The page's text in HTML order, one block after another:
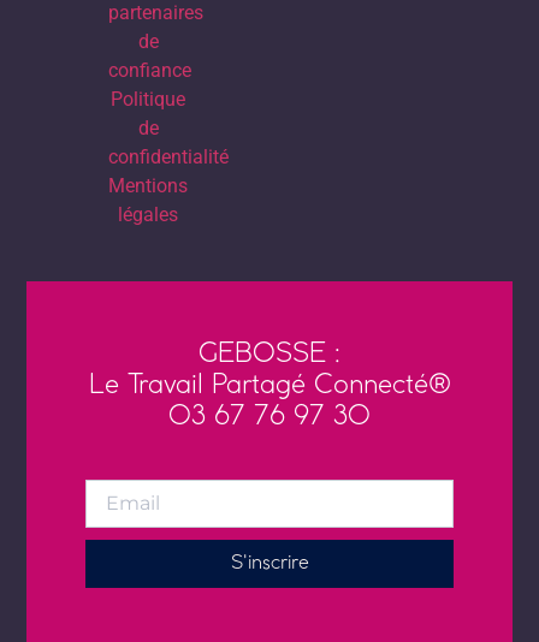
partenaires
de
confiance
Politique
de
confidentialité
Mentions
légales
GEBOSSE :
Le Travail Partagé Connecté®
03 67 76 97 30
S'inscrire